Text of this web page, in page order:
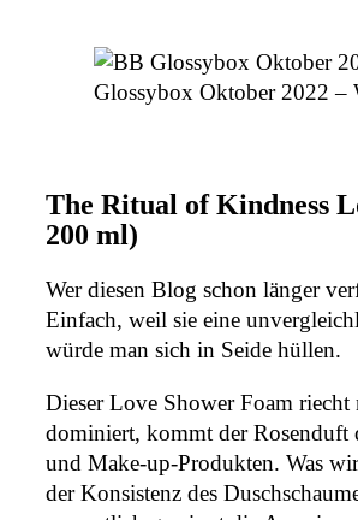
Glossybox Oktober 2022 –
The Ritual of Kindness
200 ml)
Wer diesen Blog schon länger
Einfach, weil sie eine
würde man sich in Seide hüllen.
Dieser Love Shower Foam
dominiert, kommt der Rosenduft
und Make-up-Produkten. Was
der Konsistenz des